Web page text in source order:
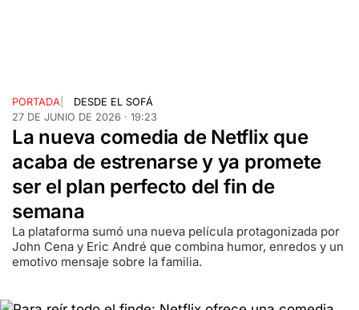
PORTADA
DESDE EL SOFÁ
27 DE JUNIO DE 2026 · 19:23
La nueva comedia de Netflix que
acaba de estrenarse y ya promete
ser el plan perfecto del fin de
semana
La plataforma sumó una nueva película protagonizada por
John Cena y Eric André que combina humor, enredos y un
emotivo mensaje sobre la familia.